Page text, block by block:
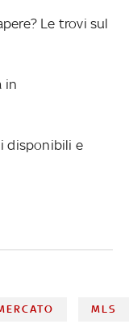
Le trovi sul
in
disponibili e
MLS